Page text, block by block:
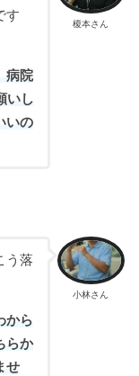
榎本さん
す
病院
いし
いの
小林さん
う落
から
らか
せ